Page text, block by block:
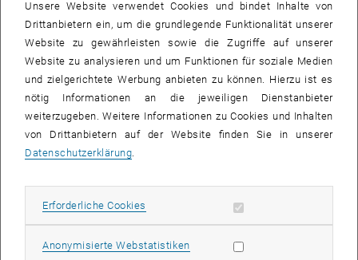
Die Bilder zu diesem Eintrag sind erst nach Login sichtbar.
Aufgerufen sind junge WissenschafterInnen, die ihre aktuellen
Forschungsergebnisse prägnant, spannend und unterhaltsam vor
einer Fachjury und vor Publikum präsentieren möchten. Gesucht
werden KandidatInnen zwischen 21 und 35 Jahren, die im Bereich
der Natur- und Technikwissenschaften forschen.
(7. April in Graz, 9. April in Linz). DasFinalefindet am26. April im
Technischen Museum Wien
statt. Dort wird die/der GewinnerIn von
einer Fachjury zum „Neuen Gesicht der Wissenschaft in Österreich“
gekürt.
Unsere Website verwendet Cookies und bindet Inhalte von
Drittanbietern ein, um die grundlegende Funktionalität unserer
Website zu gewährleisten sowie die Zugriffe auf unserer
Website zu analysieren und um Funktionen für soziale Medien
und zielgerichtete Werbung anbieten zu können. Hierzu ist es
nötig Informationen an die jeweiligen Dienstanbieter
weiterzugeben. Weitere Informationen zu Cookies und Inhalten
von Drittanbietern auf der Website finden Sie in unserer
Datenschutzerklärung
Erforderliche Cookies Erforderliche Cookies zulassen
Anonymisierte WebstatistikenStatistik Cookies zulassen